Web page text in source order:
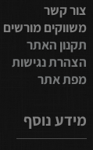
צור קשר
משווקים מורשים
תקנון האתר
הצהרת נגישות
מפת אתר
מידע נוסף